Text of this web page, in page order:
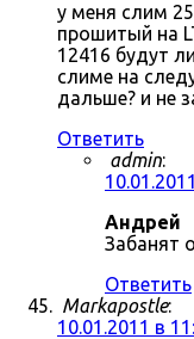
у меня слим
прошитый на
12416 будут
слиме на
дальше? и не
Ответить
admin:
Андрей
Забанят
Ответить
Markapostle:
10.01.2011 в